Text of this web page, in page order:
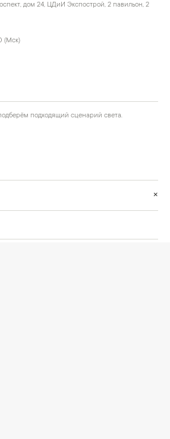
дом 24, ЦДиИ Экспострой, 2 павильон, 2
(Мск)
подходящий сценарий света.
+